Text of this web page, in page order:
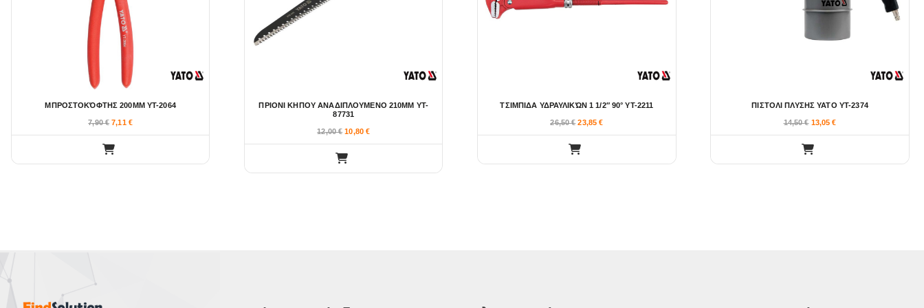
ΜΠΡΟΣΤΟΚΌΦΤΗΣ 200MM YT-2064
7,90€ 7,11 €
ΠΡΙΟΝΙ ΚΗΠΟΥ ΑΝΑΔΙΠΛΟΥΜΕΝΟ 210MM YT-
87731
12,00€ 10,80€
ΤΣΙΜΠΙΔΑ ΥΔΡΑΥΛΙΚΏΝ 1 1/2″ 90° YT-2211
26,50€ 23,85€
ΠΙΣΤΟΛΙ ΠΛΥΣΗΣ YATO YT-2374
14,50€ 13,05€